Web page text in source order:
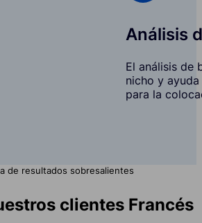
Linkedin
us by email
Análisis
El análisis de
nicho y
para la
de resultados sobresalientes
clientes Francés